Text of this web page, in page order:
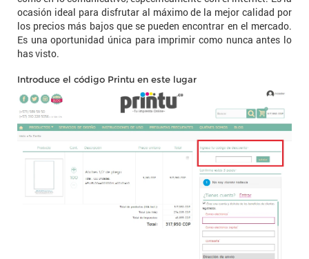
ocasión ideal para disfrutar al máximo de la mejor calidad por
los precios más bajos que se pueden encontrar en el mercado.
Es una oportunidad única para imprimir como nunca antes lo
has visto.
Introduce el código Printu en este lugar